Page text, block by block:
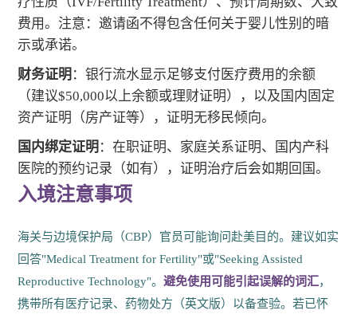
费用。注意：邀请函不得包含任何关于婴儿性别的暗
示或承诺。
财务证明 ：银行流水显示足够支付医疗费用的余额
（建议$50,000以上余额或理财证明），以及国内固定
资产证明（房产证等），证明无移民倾向。
国内绑定证明 ：在职证明、家庭关系证明、国内产科
医院的预约记录（如有），证明治疗后会如期回国。
入境注意事项
海关与边境保护局（CBP）官员可能询问赴美目的。建议如实
回答"Medical Treatment for Fertility"或"Seeking Assisted
Reproductive Technology"。避免使用可能引起误解的词汇 ，
携带所有医疗记录、药物处方（英文版）以备查验。若已怀